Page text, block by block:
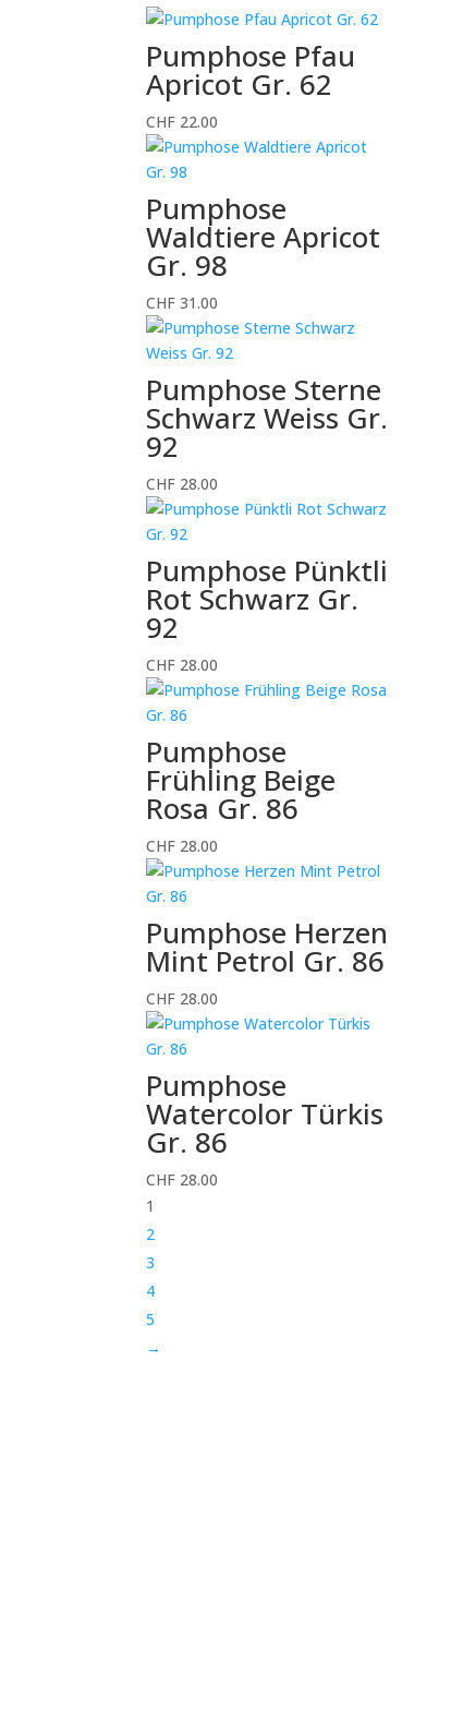
Pumphose Pfau
Apricot Gr. 62
CHF 22.00
Pumphose
Waldtiere Apricot
Gr. 98
CHF 31.00
Pumphose Sterne
Schwarz Weiss Gr.
92
CHF 28.00
Pumphose Pünktli
Rot Schwarz Gr.
92
CHF 28.00
Pumphose
Frühling Beige
Rosa Gr. 86
CHF 28.00
Pumphose Herzen
Mint Petrol Gr. 86
CHF 28.00
Pumphose
Watercolor Türkis
Gr. 86
CHF 28.00
1
2
3
4
5
→